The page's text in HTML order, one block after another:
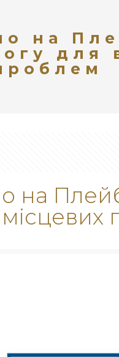
на
для